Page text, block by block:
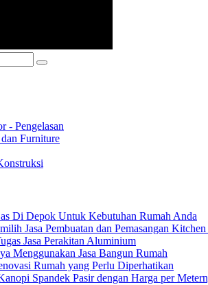
- Pengelasan
Furniture
Di Depok Untuk Kebutuhan Rumah Anda
Jasa Pembuatan dan Pemasangan Kitchen
Jasa Perakitan Aluminium
Menggunakan Jasa Bangun Rumah
Rumah yang Perlu Diperhatikan
Spandek Pasir dengan Harga per